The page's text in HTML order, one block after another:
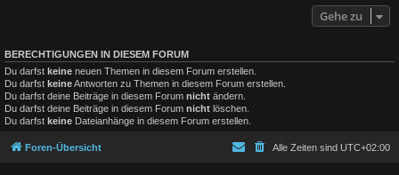
Gehe zu
BERECHTIGUNGEN IN DIESEM FORUM
Du darfst keine neuen Themen in diesem Forum erstellen.
Du darfst keineAntworten zu Themen in diesem Forum erstellen.
Du darfst deine Beiträge in diesem Forum nicht ändern.
Du darfst deine Beiträge in diesem Forum nicht löschen.
Du darfst keine Dateianhänge in diesem Forum erstellen.
Foren-Übersicht Alle Zeiten sind UTC+02:00